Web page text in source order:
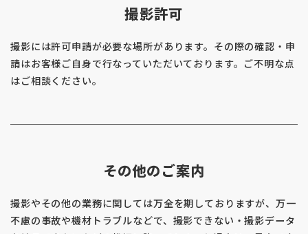
撮影許可
撮影には許可申請が必要な場所があります。その際の確認・申
請はお客様ご自身で行なっていただいております。ご不明な点
はご相談ください。
その他のご案内
撮影やその他の業務に関しては万全を期しておりますが、万一
不慮の事故や機材トラブルなどで、撮影できない・撮影データ